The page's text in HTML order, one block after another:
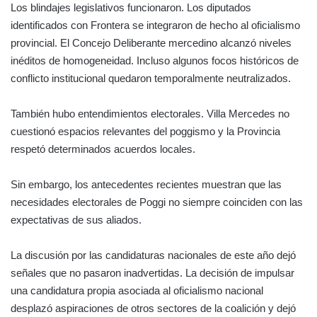
Los blindajes legislativos funcionaron. Los diputados
identificados con Frontera se integraron de hecho al oficialismo
provincial. El Concejo Deliberante mercedino alcanzó niveles
inéditos de homogeneidad. Incluso algunos focos históricos de
conflicto institucional quedaron temporalmente neutralizados.
También hubo entendimientos electorales. Villa Mercedes no
cuestionó espacios relevantes del poggismo y la Provincia
respetó determinados acuerdos locales.
Sin embargo, los antecedentes recientes muestran que las
necesidades electorales de Poggi no siempre coinciden con las
expectativas de sus aliados.
La discusión por las candidaturas nacionales de este año dejó
señales que no pasaron inadvertidas. La decisión de impulsar
una candidatura propia asociada al oficialismo nacional
desplazó aspiraciones de otros sectores de la coalición y dejó